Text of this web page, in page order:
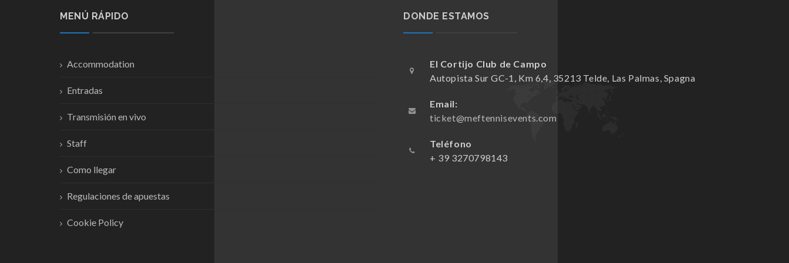
MENÚ RÁPIDO
Accommodation
Entradas
Transmisión en vivo
Staff
Como llegar
Regulaciones de apuestas
Cookie Policy
DONDE ESTAMOS
El Cortijo Club de Campo
Autopista Sur GC-1, Km 6,4, 35213 Telde, Las Palmas, Spagna
Email:
ticket@meftennisevents.com
Teléfono
+ 39 3270798143